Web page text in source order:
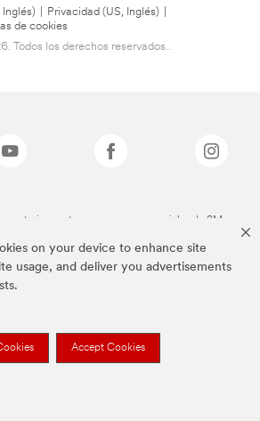
on your device to enhance site
usage, and deliver you advertisements
Accept Cookies
Inglés) Privacidad (US, Inglés)
de cookies
Todos los derechos reservados..
anteriormente son marcas comerciales de 3M.